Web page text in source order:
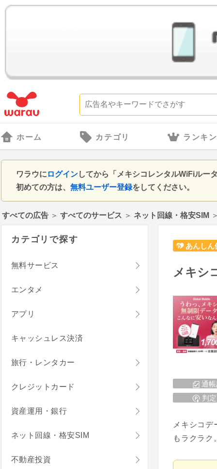
ホーム カテゴリ ランキ
ワラウに ログインしてから「メキシコレンタルWiFiルー
初めての方は、 無料ユーザー登録をしてください。
すべての広告 ＞ すべてのサービス ＞ ネット回線・格安SIM
あんしん
メキシ
通
判
メキシコデ
もラクラク
カテゴリで探す
無料サービス
エンタメ
アプリ
キャッシュレス決済
旅行・レンタカー
クレジットカード
資産運用・銀行
ネット回線・格安SIM
不動産投資